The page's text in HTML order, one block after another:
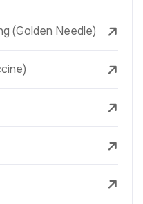
(Golden Needle)